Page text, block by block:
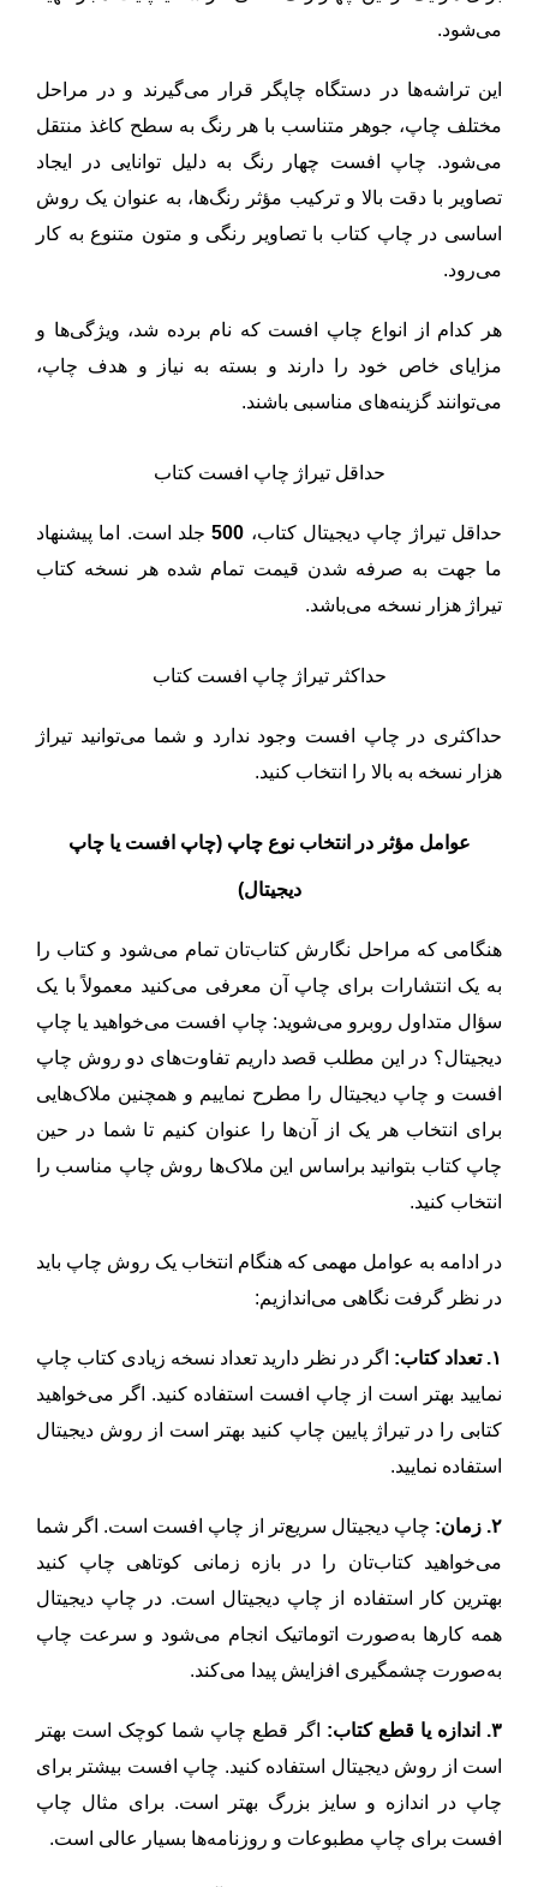
می‌شود.
این تراشه‌ها در دستگاه چاپگر قرار می‌گیرند و در مراحل
مختلف چاپ، جوهر متناسب با هر رنگ به سطح کاغذ منتقل
می‌شود. چاپ افست چهار رنگ به دلیل توانایی در ایجاد
تصاویر با دقت بالا و ترکیب مؤثر رنگ‌ها، به عنوان یک روش
اساسی در چاپ کتاب با تصاویر رنگی و متون متنوع به کار
می‌رود.
هر کدام از انواع چاپ افست که نام برده شد، ویژگی‌ها و
مزایای خاص خود را دارند و بسته به نیاز و هدف چاپ،
می‌توانند گزینه‌های مناسبی باشند.
حداقل تیراژ چاپ افست کتاب
حداقل تیراژ چاپ دیجیتال کتاب، 500 جلد است. اما پیشنهاد
ما جهت به صرفه شدن قیمت تمام شده هر نسخه کتاب
تیراژ هزار نسخه می‌باشد.
حداکثر تیراژ چاپ افست کتاب
حداکثری در چاپ افست وجود ندارد و شما می‌توانید تیراژ
هزار نسخه به بالا را انتخاب کنید.
عوامل مؤثر در انتخاب نوع چاپ (چاپ افست یا چاپ
دیجیتال)
هنگامی که مراحل نگارش کتاب‌تان تمام می‌شود و کتاب را
به یک انتشارات برای چاپ آن معرفی می‌کنید معمولاً با یک
سؤال متداول روبرو می‌شوید: چاپ افست می‌خواهید یا چاپ
دیجیتال؟ در این مطلب قصد داریم تفاوت‌های دو روش چاپ
افست و چاپ دیجیتال را مطرح نماییم و همچنین ملاک‌هایی
برای انتخاب هر یک از آن‌ها را عنوان کنیم تا شما در حین
چاپ کتاب بتوانید براساس این ملاک‌ها روش چاپ مناسب را
انتخاب کنید.
در ادامه به عوامل مهمی که هنگام انتخاب یک روش چاپ باید
در نظر گرفت نگاهی می‌اندازیم:
۱. تعداد کتاب:
اگر در نظر دارید تعداد نسخه زیادی کتاب چاپ
نمایید بهتر است از چاپ افست استفاده کنید. اگر می‌خواهید
کتابی را در تیراژ پایین چاپ کنید بهتر است از روش دیجیتال
استفاده نمایید.
۲. زمان:
چاپ دیجیتال سریع‌تر از چاپ افست است. اگر شما
می‌خواهید کتاب‌تان را در بازه زمانی کوتاهی چاپ کنید
بهترین کار استفاده از چاپ دیجیتال است. در چاپ دیجیتال
همه کارها به‌صورت اتوماتیک انجام می‌شود و سرعت چاپ
به‌صورت چشمگیری افزایش پیدا می‌کند.
۳. اندازه یا قطع کتاب:
اگر قطع چاپ شما کوچک است بهتر
است از روش دیجیتال استفاده کنید. چاپ افست بیشتر برای
چاپ در اندازه و سایز بزرگ بهتر است. برای مثال چاپ
افست برای چاپ مطبوعات و روزنامه‌ها بسیار عالی است.